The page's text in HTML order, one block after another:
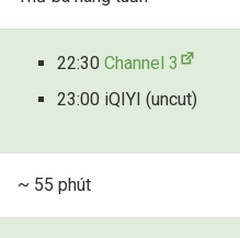
22:30Channel 3
23:00 iQIYI (uncut)
~ 55 phút